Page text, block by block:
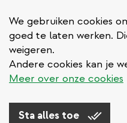
We gebruiken cookies
goed te laten werken.
weigeren.
Andere cookies kan je
Meer over onze cookies
Sta alles toe